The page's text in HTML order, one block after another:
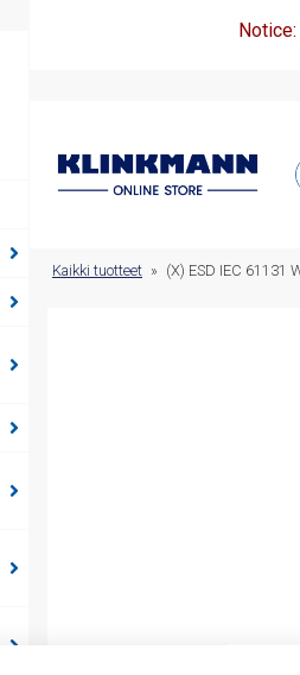
Kaikki tuotteet » (X) ESD IEC 61131